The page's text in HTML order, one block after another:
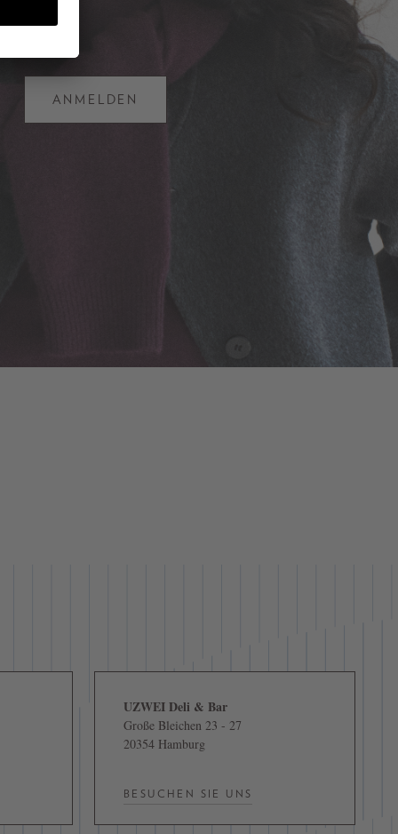
ANMELDEN
UZWEI Deli & Bar
Große Bleichen 23 - 27
20354 Hamburg
BESUCHEN SIE UNS